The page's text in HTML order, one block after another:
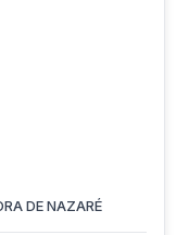
DE NAZARÉ